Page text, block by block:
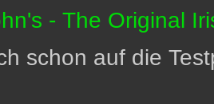
- The Original
schon auf die